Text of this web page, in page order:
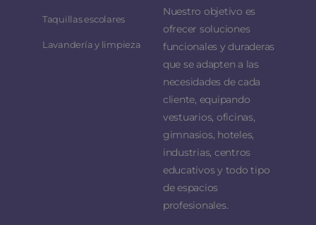
Taquillas escolares
Lavandería y limpieza
Nuestro objetivo es
ofrecer soluciones
funcionales y duraderas
que se adapten a las
necesidades de cada
cliente, equipando
vestuarios, oficinas,
gimnasios, hoteles,
industrias, centros
educativos y todo tipo
de espacios
profesionales.